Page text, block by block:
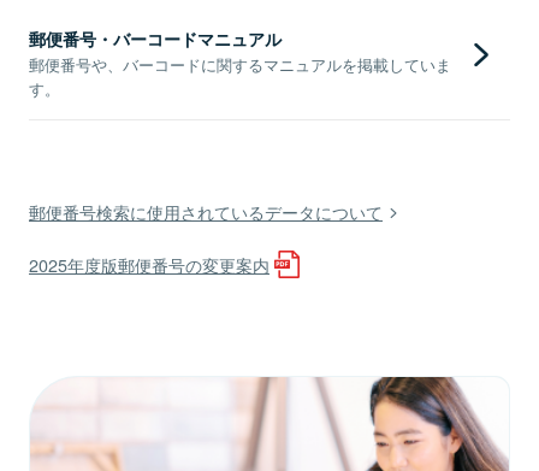
郵便番号・バーコードマニュアル
郵便番号や、バーコードに関するマニュアルを掲載していま
す。
郵便番号検索に使用されているデータについて
2025年度版郵便番号の変更案内